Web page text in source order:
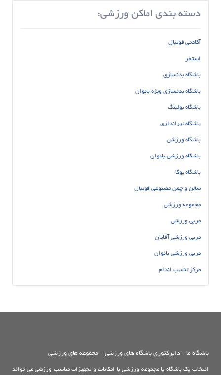
دسته بندی اماکن ورزشی:
آکادمی فوتبال
استخر
باشگاه بدنسازی
باشگاه بدنسازی ویژه بانوان
باشگاه بولینگ
باشگاه تیراندازی
باشگاه ورزشی
باشگاه ورزشی بانوان
باشگاه یوگا
سالن و چمن مصنوعی فوتبال
مجموعه ورزشی
مربی ورزشی
مربی ورزشی آقایان
مربی ورزشی بانوان
مرکز تناسب اندام
باشگاه ما – دایرکتوری باشگاه های ورزشی – مجموعه های ورزشی
انتخاب یک باشگاه یا مجموعه ورزشی با امکانات و تجهیزات مناسب ورزشی می تواند